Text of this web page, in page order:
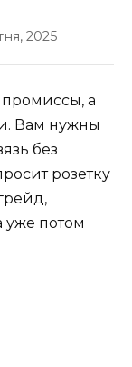
2025
а
Вам нужны
без
розетку
уже потом